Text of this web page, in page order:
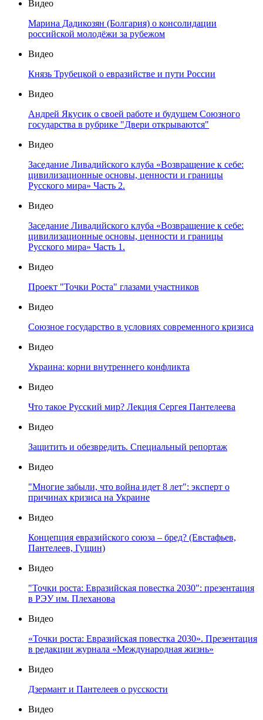
Видео
Марина Дадикозян (Болгария) о консолидации
российской молодёжи за рубежом
Видео
Князь Трубецкой о евразийстве и пути России
Видео
Андрей Якусик о своей работе и будущем Союзного
государства в рубрике "Двери открываются"
Видео
Заседание Ливадийского клуба «Возвращение к себе:
цивилизационные основы, ценности и границы
Русского мира» Часть 2.
Видео
Заседание Ливадийского клуба «Возвращение к себе:
цивилизационные основы, ценности и границы
Русского мира» Часть 1.
Видео
Проект "Точки Роста" глазами участников
Видео
Союзное государство в условиях современного кризиса
Видео
Украина: корни внутреннего конфликта
Видео
Что такое Русский мир? Лекция Сергея Пантелеева
Видео
Защитить и обезвредить. Специальный репортаж
Видео
"Многие забыли, что война идет 8 лет": эксперт о
причинах кризиса на Украине
Видео
Концепция евразийского союза – бред? (Евстафьев,
Пантелеев, Гущин)
Видео
"Точки роста: Евразийская повестка 2030": презентация
в РЭУ им. Плеханова
Видео
«Точки роста: Евразийская повестка 2030». Презентация
в редакции журнала «Международная жизнь»
Видео
Дзермант и Пантелеев о русскости
Видео